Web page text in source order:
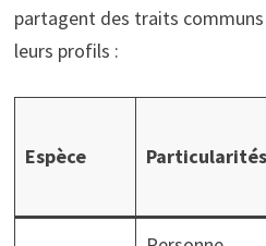
partagent des traits
leurs profils :
Espèce Particularités